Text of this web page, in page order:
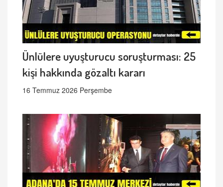
Ünlülere uyuşturucu soruşturması: 25
kişi hakkında gözaltı kararı
16 Temmuz 2026 Perşembe